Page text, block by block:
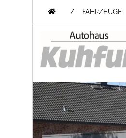
/ FAHRZEUGE